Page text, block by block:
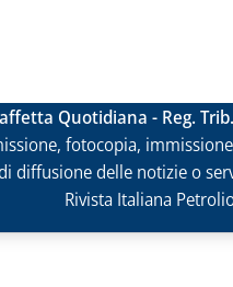
Quotidiana - Reg.
fotocopia,
diffusione delle notizie o
Rivista Italiana